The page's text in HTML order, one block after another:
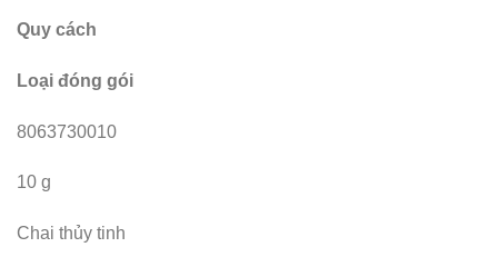
Quy cách
Loại đóng gói
8063730010
10 g
Chai thủy tinh